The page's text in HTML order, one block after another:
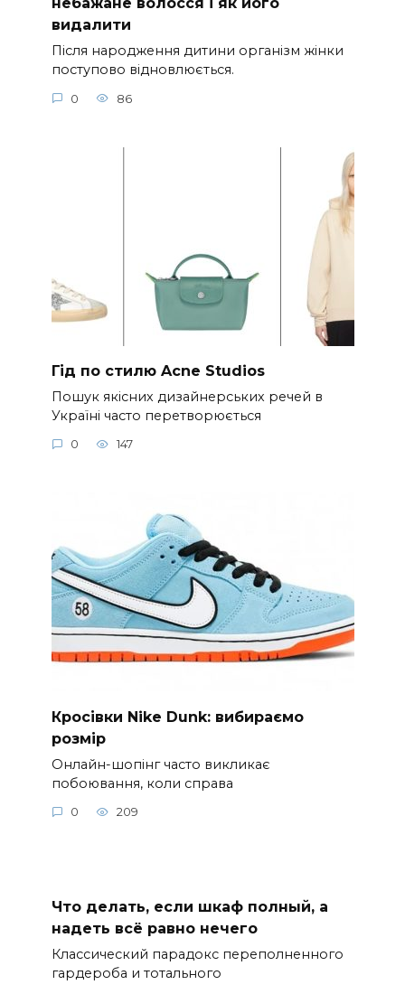
видалити
Після народження дитини організм жінки
поступово відновлюється.
0 86
Гід по стилю Acne Studios
Пошук якісних дизайнерських речей в
Україні часто перетворюється
0 147
Кросівки Nike Dunk: вибираємо
розмір
Онлайн-шопінг часто викликає
побоювання, коли справа
0 209
Что делать, если шкаф полный, а
надеть всё равно нечего
Классический парадокс переполненного
гардероба и тотального